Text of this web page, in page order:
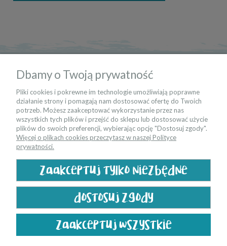
moje konto
kontakt
bądź na bieżąco
pokaż pełną wersję strony
Dbamy o Twoją prywatność
Pliki cookies i pokrewne im technologie umożliwiają poprawne
działanie strony i pomagają nam dostosować ofertę do Twoich
potrzeb. Możesz zaakceptować wykorzystanie przez nas
wszystkich tych plików i przejść do sklepu lub dostosować użycie
plików do swoich preferencji, wybierając opcję "Dostosuj zgody".
Więcej o plikach cookies przeczytasz w naszej Polityce
prywatności.
zaakceptuj tylko niezbędne
dostosuj zgody
zaakceptuj wszystkie